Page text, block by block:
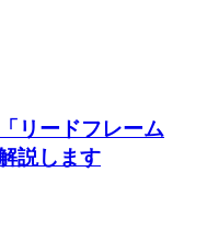
リードフレーム
説します